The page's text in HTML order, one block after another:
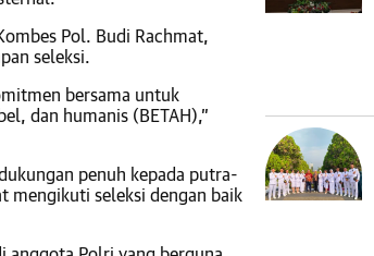
Pol. Budi Rachmat,
seleksi.
bersama untuk
dan humanis (BETAH),”
penuh kepada putra-
mengikuti seleksi dengan baik